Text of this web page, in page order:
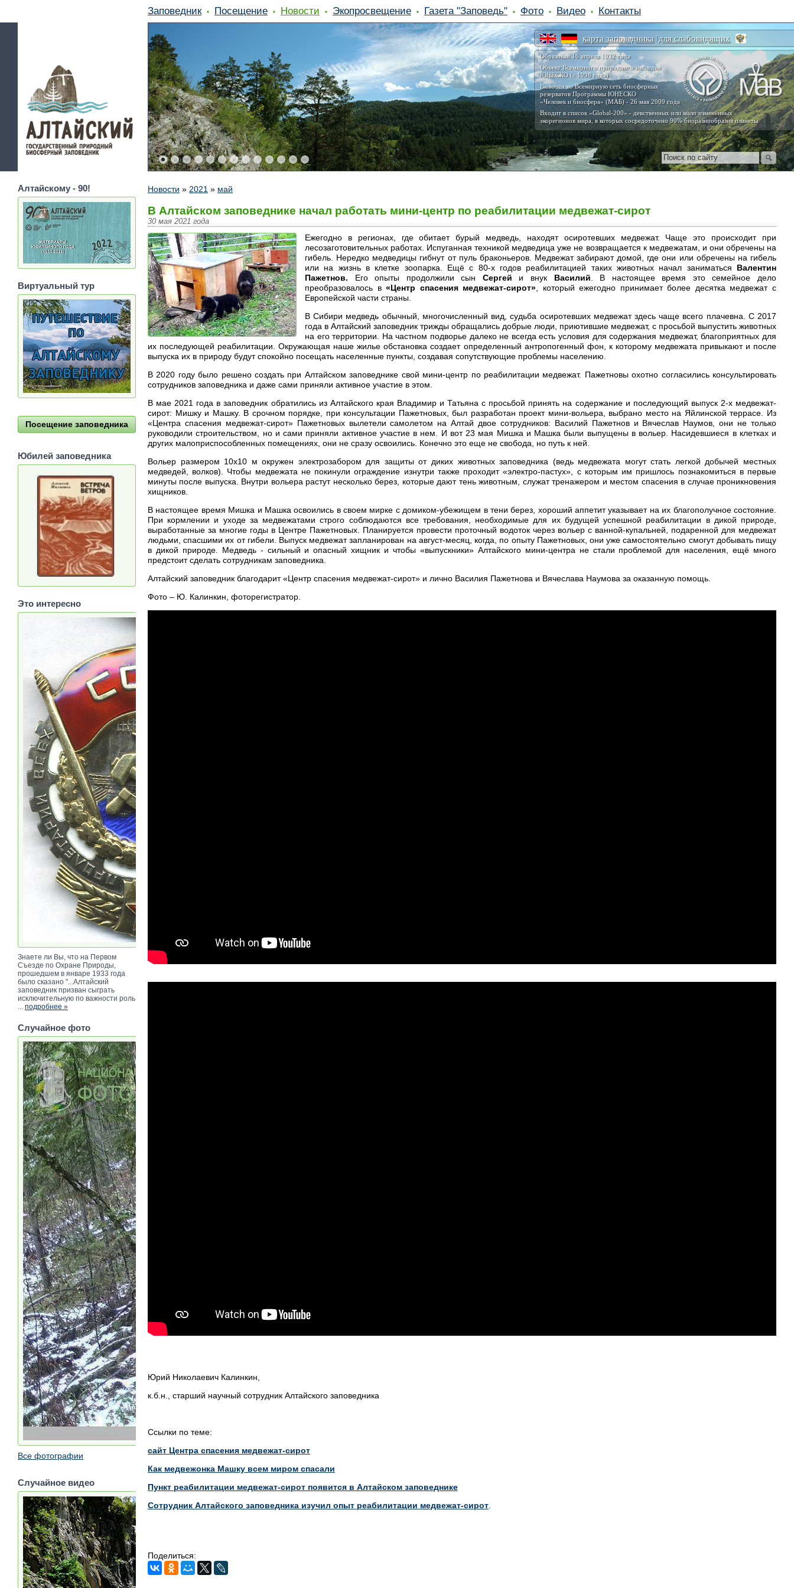
карта заповедника | для слабовидящих
Образован 16 апреля 1932 года
Объект Всемирного природного наследия
ЮНЕСКО (с 1998 года)
Включён во Всемирную сеть биосферных
резерватов Программы ЮНЕСКО
«Человек и биосфера» (МАБ) - 26 мая 2009 года
Входит в список «Global-200» - девственных или мало изменённых
экорегионов мира, в которых сосредоточено 90% биоразнообразия планеты
Заповедник Посещение Новости Экопросвещение Газета "Заповедь" Фото Видео Контакты
Новости » 2021 » май
В Алтайском заповеднике начал работать мини-центр по реабилитации медвежат-сирот
30 мая 2021 года
Ежегодно в регионах, где обитает бурый медведь, находят осиротевших медвежат. Чаще это происходит при
лесозаготовительных работах. Испуганная техникой медведица уже не возвращается к медвежатам, и они обречены на
гибель. Нередко медведицы гибнут от пуль браконьеров. Медвежат забирают домой, где они или обречены на гибель
или на жизнь в клетке зоопарка. Ещё с 80-х годов реабилитацией таких животных начал заниматься Валентин
Пажетнов. Его опыты продолжили сын Сергей и внук Василий . В настоящее время это семейное дело
преобразовалось в«Центр спасения медвежат-сирот» , который ежегодно принимает более десятка медвежат с
Европейской части страны.
В Сибири медведь обычный, многочисленный вид, судьба осиротевших медвежат здесь чаще всего плачевна. С 2017
года в Алтайский заповедник трижды обращались добрые люди, приютившие медвежат, с просьбой выпустить животных
на его территории. На частном подворье далеко не всегда есть условия для содержания медвежат, благоприятных для
их последующей реабилитации. Окружающая наше жилье обстановка создает определенный антропогенный фон, к которому медвежата привыкают и после
выпуска их в природу будут спокойно посещать населенные пункты, создавая сопутствующие проблемы населению.
В 2020 году было решено создать при Алтайском заповеднике свой мини-центр по реабилитации медвежат. Пажетновы охотно согласились консультировать
сотрудников заповедника и даже сами приняли активное участие в этом.
В мае 2021 года в заповедник обратились из Алтайского края Владимир и Татьяна с просьбой принять на содержание и последующий выпуск 2-х медвежат-
сирот: Мишку и Машку. В срочном порядке, при консультации Пажетновых, был разработан проект мини-вольера, выбрано место на Яйлинской террасе. Из
«Центра спасения медвежат-сирот» Пажетновых вылетели самолетом на Алтай двое сотрудников: Василий Пажетнов и Вячеслав Наумов, они не только
руководили строительством, но и сами приняли активное участие в нем. И вот 23 мая Мишка и Машка были выпущены в вольер. Насидевшиеся в клетках и
других малоприспособленных помещениях, они не сразу освоились. Конечно это еще не свобода, но путь к ней.
Вольер размером 10х10 м окружен электрозабором для защиты от диких животных заповедника (ведь медвежата могут стать легкой добычей местных
медведей, волков). Чтобы медвежата не покинули ограждение изнутри также проходит «электро-пастух», с которым им пришлось познакомиться в первые
минуты после выпуска. Внутри вольера растут несколько берез, которые дают тень животным, служат тренажером и местом спасения в случае проникновения
хищников.
В настоящее время Мишка и Машка освоились в своем мирке с домиком-убежищем в тени берез, хороший аппетит указывает на их благополучное состояние.
При кормлении и уходе за медвежатами строго соблюдаются все требования, необходимые для их будущей успешной реабилитации в дикой природе,
выработанные за многие годы в Центре Пажетновых. Планируется провести проточный водоток через вольер с ванной-купальней, подаренной для медвежат
людьми, спасшими их от гибели. Выпуск медвежат запланирован на август-месяц, когда, по опыту Пажетновых, они уже самостоятельно смогут добывать пищу
в дикой природе. Медведь - сильный и опасный хищник и чтобы «выпускники» Алтайского мини-центра не стали проблемой для населения, ещё много
предстоит сделать сотрудникам заповедника.
Алтайский заповедник благодарит «Центр спасения медвежат-сирот» и лично Василия Пажетнова и Вячеслава Наумова за оказанную помощь.
Фото – Ю. Калинкин, фоторегистратор.
Юрий Николаевич Калинкин,
к.б.н., старший научный сотрудник Алтайского заповедника
Ссылки по теме:
сайт Центра спасения медвежат-сирот
Как медвежонка Машку всем миром спасали
Пункт реабилитации медвежат-сирот появится в Алтайском заповеднике
Сотрудник Алтайского заповедника изучил опыт реабилитации медвежат-сирот
Поделиться:
Алтайскому - 90!
Виртуальный тур
Посещение заповедника
Юбилей заповедника
Это интересно
Знаете ли Вы, что на Первом
Съезде по Охране Природы,
прошедшем в январе 1933 года
было сказано "...Алтайский
заповедник призван сыграть
исключительную по важности роль
... подробнее »
Случайное фото
Все фотографии
Случайное видео